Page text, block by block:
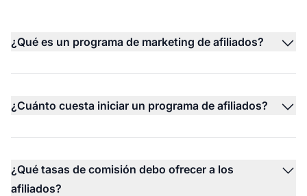
¿Qué es un programa de marketing de afiliados?
¿Cuánto cuesta iniciar un programa de afiliados?
¿Qué tasas de comisión debo ofrecer a los
afiliados?